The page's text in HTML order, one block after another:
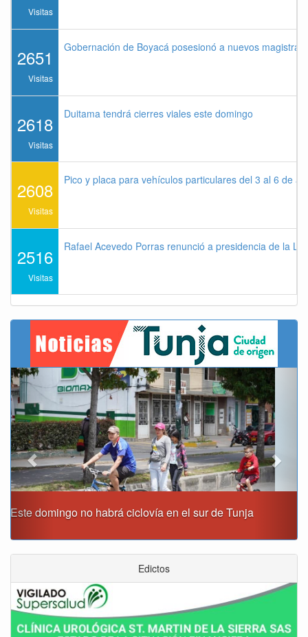
Visitas
2651
Visitas
Gobernación de Boyacá posesionó a nuevos
2618
Visitas
Duitama tendrá cierres viales este domingo
2608
Visitas
Pico y placa para vehículos particulares del 3 al 6 de
2516
Visitas
Rafael Acevedo Porras renunció a presidencia de la
Reporte del tiempo en Boyacá para el jueves
Previous Next
Edictos